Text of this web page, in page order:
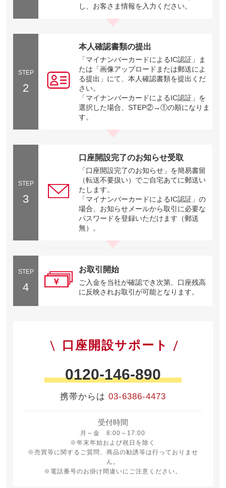
し、お客さま情報を入力ください。
STEP
2
本人確認書類の提出
「マイナンバーカードによるIC認証」ま
たは「画像アップロードまたは郵送によ
る提出」にて、本人確認書類を提出くだ
さい。
「マイナンバーカードによるIC認証」を
選択した場合、STEP②→①の順になりま
す。
STEP
3
口座開設完了のお知らせ受取
「口座開設完了のお知らせ」を簡易書留
（転送不要扱い）でご自宅あてに郵送い
たします。
「マイナンバーカードによるIC認証」の
場合、お知らせメールから取引に必要な
パスワードを登録いただけます（郵送
無）。
STEP
4
お取引開始
ご入金を当社が確認でき次第、口座残高
に反映されお取引が可能となります。
口座開設サポート
0120-146-890
携帯からは 03-6386-4473
受付時間
月～金 8:00～17:00
月曜日から金曜日 8時から17時
※年末年始および祝日を除く
※売買等に関するご質問、商品の勧誘等は行っておりませ
ん。
※電話番号のお掛け間違いにご注意ください。